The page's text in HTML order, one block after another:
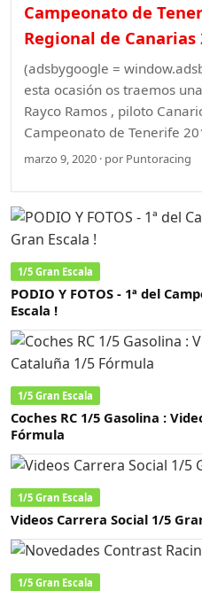
Campeonato de
Regional de
(adsbygoogle =
esta ocasión os traemos
Rayco Ramos , piloto
Campeonato de Tenerife
marzo 9, 2020 · por Puntoracing
1/5 Gran Escala
PODIO Y FOTOS - 1ª del
Escala !
1/5 Gran Escala
Coches RC 1/5 Gasolina :
Fórmula
1/5 Gran Escala
Videos Carrera Social 1/5
1/5 Gran Escala